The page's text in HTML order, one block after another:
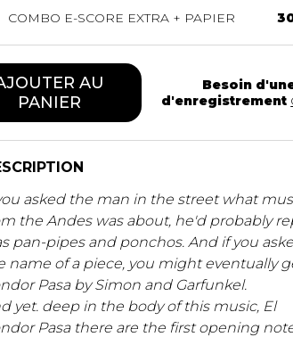
COMBO E-SCORE EXTRA + PAPIER
AU
PANIER
Besoin
d'enregistrement
asked the man in the street what
the Andes was about, he'd probably
pan-pipes and ponchos. And if you
name of a piece, you might eventually
Pasa by Simon and Garfunkel.
yet. deep in the body of this music, El
Pasa there are the first opening